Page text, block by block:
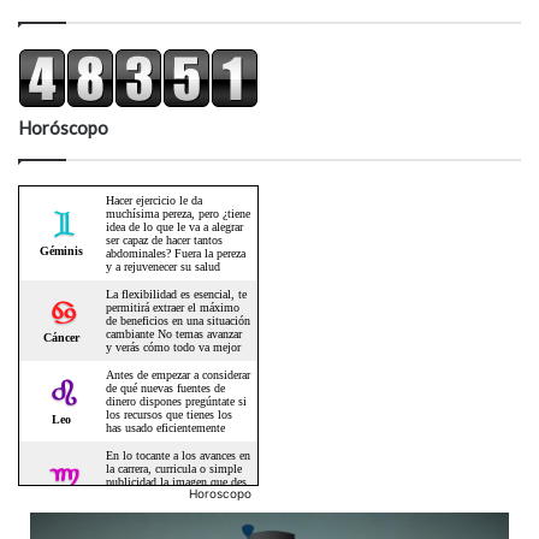
Horóscopo
Horoscopo